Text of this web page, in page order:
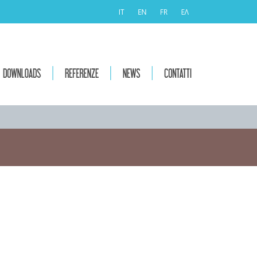
IT EN FR ΕΛ
DOWNLOADS REFERENZE NEWS CONTATTI